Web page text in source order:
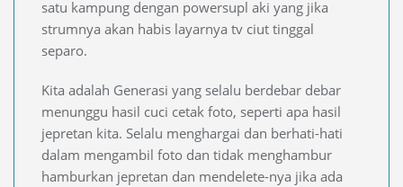
satu kampung dengan powersupl aki yang jika
strumnya akan habis layarnya tv ciut tinggal
separo.
Kita adalah Generasi yang selalu berdebar debar
menunggu hasil cuci cetak foto, seperti apa hasil
jepretan kita. Selalu menghargai dan berhati-hati
dalam mengambil foto dan tidak menghambur
hamburkan jepretan dan mendelete-nya jika ada